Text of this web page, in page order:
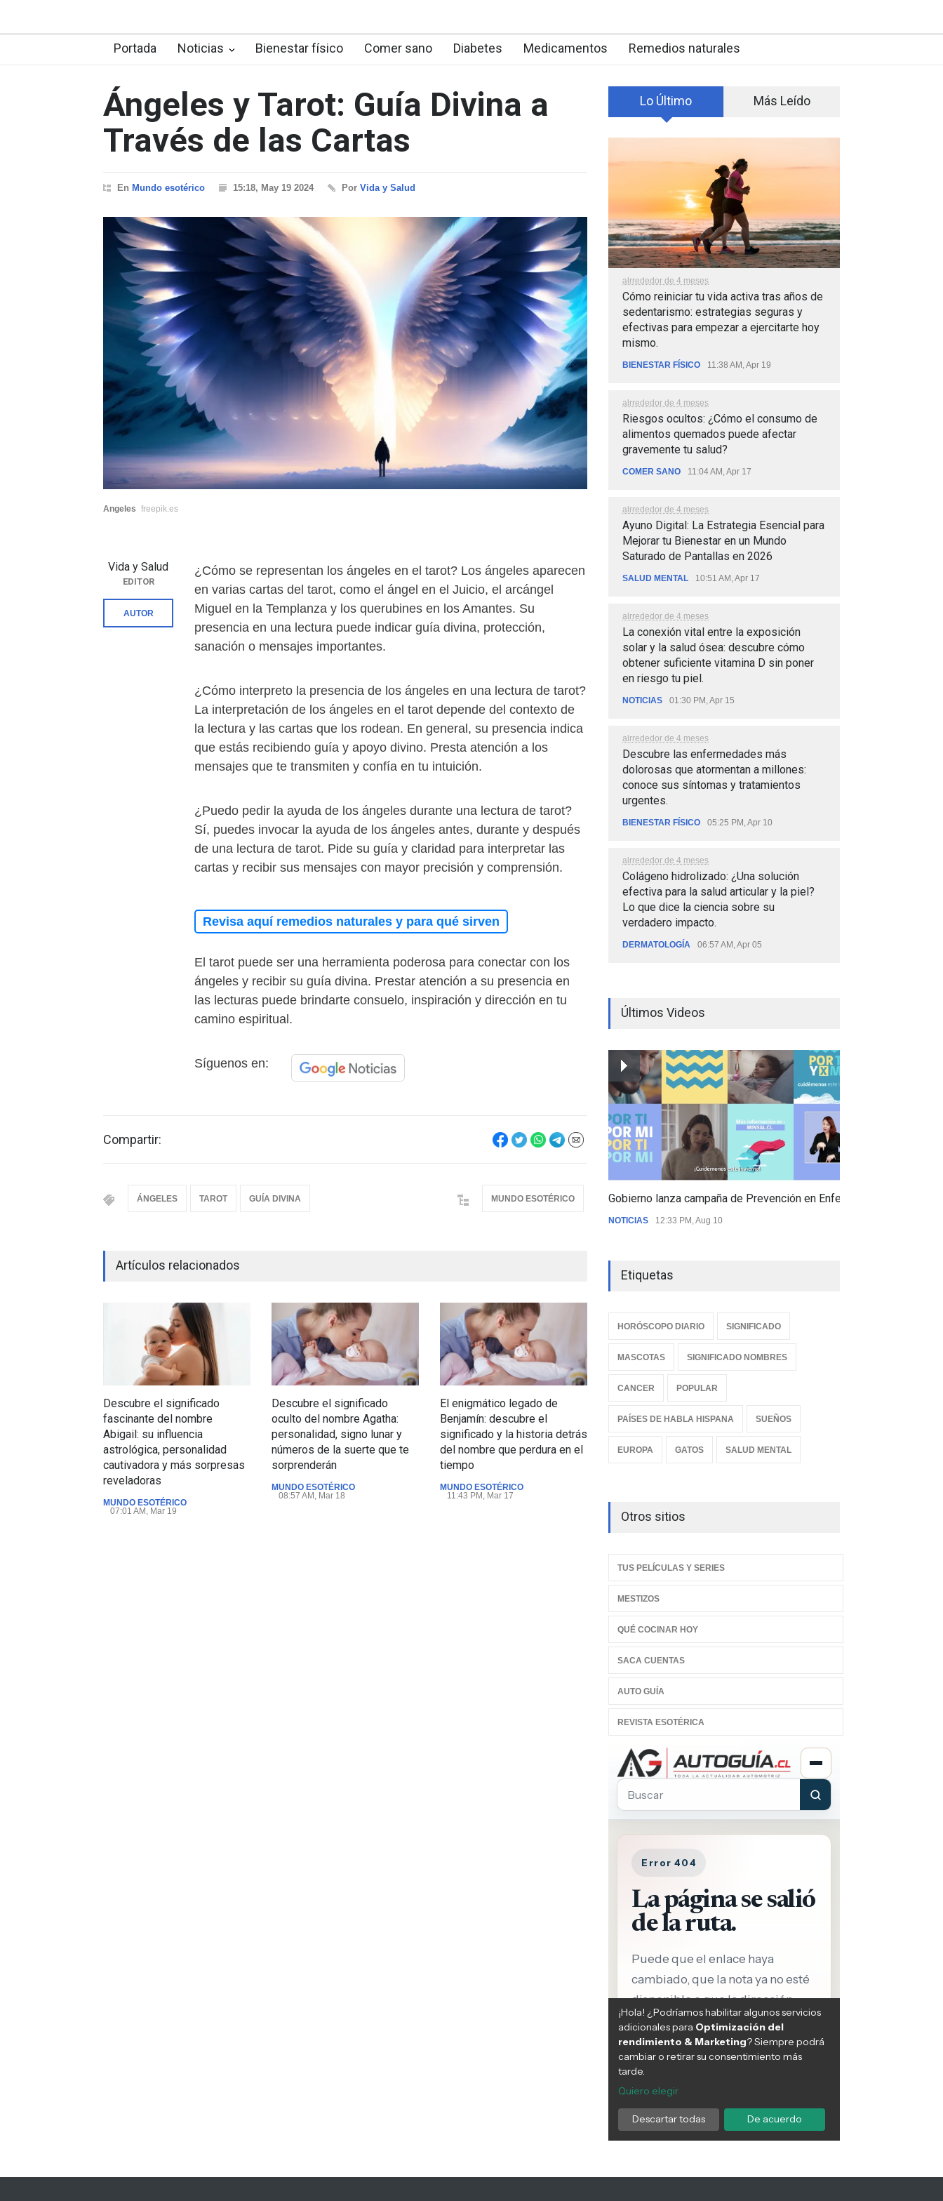
Portada Noticias Bienestar físico Comer sano Diabetes Medicamentos Remedios naturales
Ángeles y Tarot: Guía Divina a
Través de las Cartas
En Mundo esotérico 15:18, May 19 2024 Por Vida y Salud
Angeles freepik.es
¿Cómo se representan los ángeles en el tarot? Los ángeles aparecen
en varias cartas del tarot, como el ángel en el Juicio, el arcángel
Miguel en la Templanza y los querubines en los Amantes. Su
presencia en una lectura puede indicar guía divina, protección,
sanación o mensajes importantes.
¿Cómo interpreto la presencia de los ángeles en una lectura de tarot?
La interpretación de los ángeles en el tarot depende del contexto de
la lectura y las cartas que los rodean. En general, su presencia indica
que estás recibiendo guía y apoyo divino. Presta atención a los
mensajes que te transmiten y confía en tu intuición.
¿Puedo pedir la ayuda de los ángeles durante una lectura de tarot?
Sí, puedes invocar la ayuda de los ángeles antes, durante y después
de una lectura de tarot. Pide su guía y claridad para interpretar las
cartas y recibir sus mensajes con mayor precisión y comprensión.
Revisa aquí remedios naturales y para qué sirven
El tarot puede ser una herramienta poderosa para conectar con los
ángeles y recibir su guía divina. Prestar atención a su presencia en
las lecturas puede brindarte consuelo, inspiración y dirección en tu
camino espiritual.
Síguenos en:
Vida y Salud
EDITOR
AUTOR
Compartir:
ÁNGELES TAROT GUÍA DIVINA MUNDO ESOTÉRICO
Artículos relacionados
Descubre el significado
fascinante del nombre
Abigail: su influencia
astrológica, personalidad
cautivadora y más sorpresas
reveladoras
MUNDO ESOTÉRICO
07:01 AM, Mar 19
Descubre el significado
oculto del nombre Agatha:
personalidad, signo lunar y
números de la suerte que te
sorprenderán
MUNDO ESOTÉRICO
08:57 AM, Mar 18
El enigmático legado de
Benjamín: descubre el
significado y la historia detrás
del nombre que perdura en el
tiempo
MUNDO ESOTÉRICO
11:43 PM, Mar 17
más bonito del mundo, según
MUNDO ESOTÉRICO
profundo del nombre Samuel:
personalidad, destino y
Lo Último Más Leído
alrrededor de 4 meses
Cómo reiniciar tu vida activa tras años de
sedentarismo: estrategias seguras y
efectivas para empezar a ejercitarte hoy
mismo.
BIENESTAR FÍSICO 11:38 AM, Apr 19
alrrededor de 4 meses
Riesgos ocultos: ¿Cómo el consumo de
alimentos quemados puede afectar
gravemente tu salud?
COMER SANO 11:04 AM, Apr 17
alrrededor de 4 meses
Ayuno Digital: La Estrategia Esencial para
Mejorar tu Bienestar en un Mundo
Saturado de Pantallas en 2026
SALUD MENTAL 10:51 AM, Apr 17
alrrededor de 4 meses
La conexión vital entre la exposición
solar y la salud ósea: descubre cómo
obtener suficiente vitamina D sin poner
en riesgo tu piel.
NOTICIAS 01:30 PM, Apr 15
alrrededor de 4 meses
Descubre las enfermedades más
dolorosas que atormentan a millones:
conoce sus síntomas y tratamientos
urgentes.
BIENESTAR FÍSICO 05:25 PM, Apr 10
alrrededor de 4 meses
Colágeno hidrolizado: ¿Una solución
efectiva para la salud articular y la piel?
Lo que dice la ciencia sobre su
verdadero impacto.
DERMATOLOGÍA 06:57 AM, Apr 05
Últimos Videos
Gobierno lanza campaña de Prevención en Enfermedades
NOTICIAS 12:33 PM, Aug 10
Etiquetas
HORÓSCOPO DIARIO SIGNIFICADO
MASCOTAS SIGNIFICADO NOMBRES
CANCER POPULAR
PAÍSES DE HABLA HISPANA SUEÑOS
EUROPA GATOS SALUD MENTAL
Otros sitios
TUS PELÍCULAS Y SERIES
MESTIZOS
QUÉ COCINAR HOY
SACA CUENTAS
AUTO GUÍA
REVISTA ESOTÉRICA